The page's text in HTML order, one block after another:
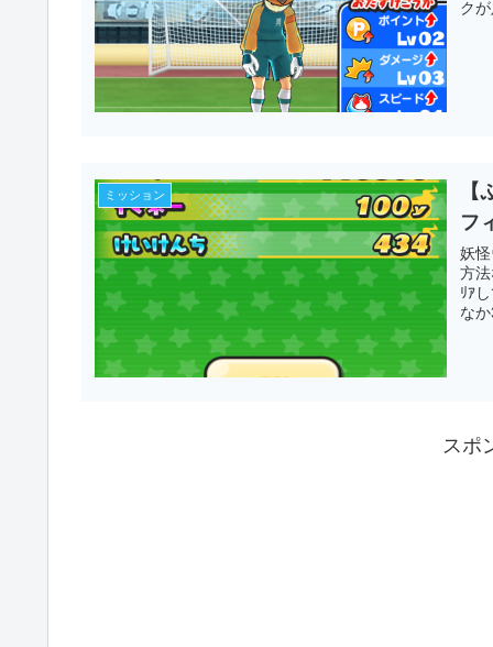
ク
ミッション
フ
妖
方
ﾘｱ
なか
スポ